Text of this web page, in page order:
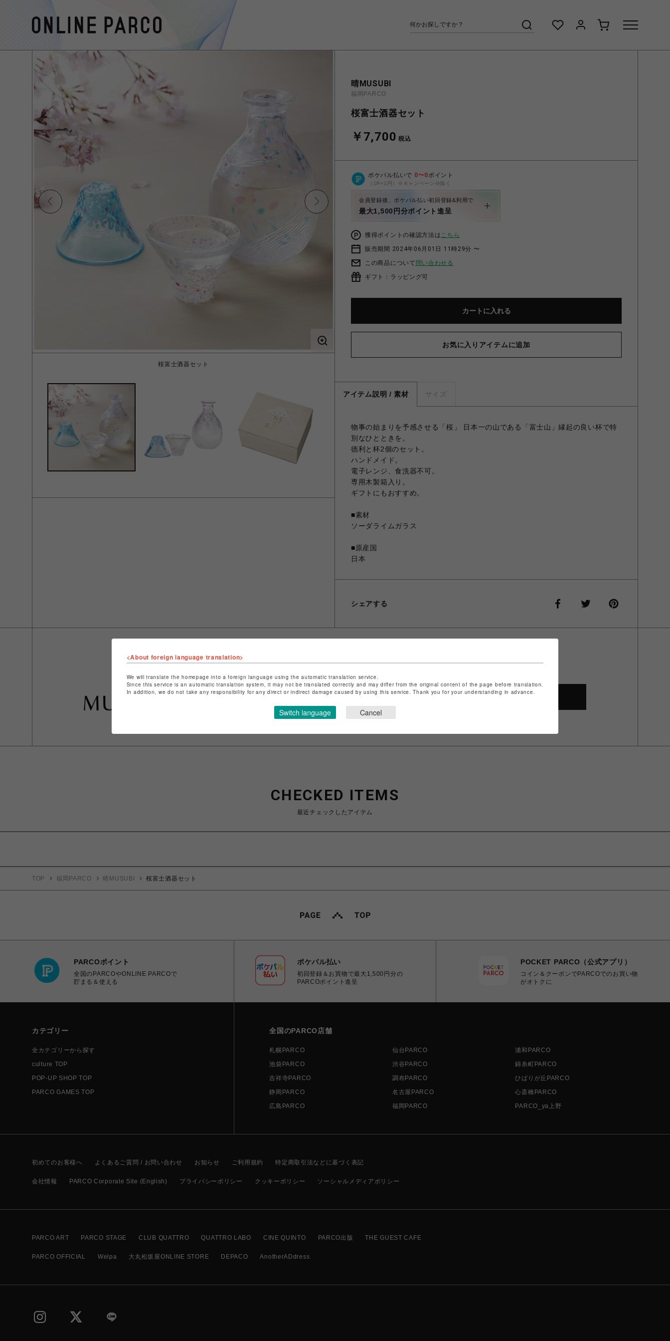
桜富士酒器セット
晴MUSUBI
福岡PARCO
桜富士酒器セット
￥7,700 税込
ポケパル払いで 0〜0ポイント
（1P=1円）※キャンペーン分除く
会員登録後、ポケパル払い初回登録&利用で
最大1,500円分ポイント進呈
獲得ポイントの確認方法はこちら
販売期間 2024年06月01日 11時29分 〜
この商品について 問い合わせる
ギフト：ラッピング可
カートに入れる
お気に入りアイテムに追加
アイテム説明 / 素材 サイズ
物事の始まりを予感させる「桜」 日本一の山である「富士山」縁起の良い杯で特
別なひとときを。
徳利と杯2個のセット。
ハンドメイド。
電子レンジ、食洗器不可。
専用木製箱入り。
ギフトにもおすすめ。
■素材
ソーダライムガラス
■原産国
日本
シェアする
ショップ名
晴MUSUBI
店舗名
福岡PARCO
特定商取引法など法令に基づく表記は
こちら
ショップお問い合わせはこちら
SHOP TOP
CHECKED ITEMS
最近チェックしたアイテム
TOP 福岡PARCO 晴MUSUBI 桜富士酒器セット
PARCOポイント
全国のPARCOやONLINE PARCOで
貯まる＆使える
ポケパル払い
初回登録＆お買物で最大1,500円分の
PARCOポイント進呈
POCKET PARCO（公式アプリ）
コイン＆クーポンでPARCOでのお買い物
がオトクに
カテゴリー
全カテゴリーから探す
culture TOP
POP-UP SHOP TOP
PARCO GAMES TOP
全国のPARCO店舗
札幌PARCO 仙台PARCO
浦和PARCO
池袋PARCO
渋谷PARCO
錦糸町PARCO
吉祥寺PARCO
調布PARCO
ひばりが丘PARCO
静岡PARCO
名古屋PARCO
心斎橋PARCO
広島PARCO
福岡PARCO PARCO_ya上野
初めてのお客様へ よくあるご質問 / お問い合わせ お知らせ ご利用規約 特定商取引法などに基づく表記
会社情報 PARCO Corporate Site (English) プライバシーポリシー クッキーポリシー ソーシャルメディアポリシー
PARCO ART PARCO STAGE CLUB QUATTRO QUATTRO LABO CINE QUINTO PARCO出版 THE GUEST CAFE
PARCO OFFICIAL Welpa 大丸松坂屋ONLINE STORE DEPACO AnotherADdress
<About foreign language translation>
We will translate the homepage into a foreign language using the automatic translation service.
Since this service is an automatic translation system, it may not be translated correctly and may differ from the original content of the page before translation.
In addition, we do not take any responsibility for any direct or indirect damage caused by using this service. Thank you for your understanding in advance.
Switch language Cancel